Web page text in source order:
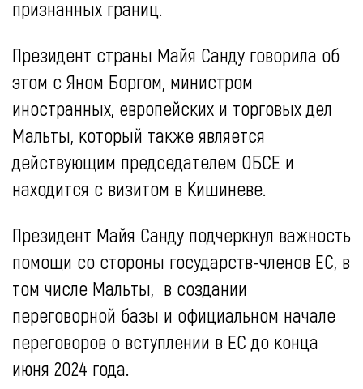
признанных границ.
Президент страны Майя Санду говорила об
этом с Яном Боргом, министром
иностранных, европейских и торговых дел
Мальты, который также является
действующим председателем ОБСЕ и
находится с визитом в Кишиневе.
Президент Майя Санду подчеркнул важность
помощи со стороны государств-членов ЕС, в
том числе Мальты, в создании
переговорной базы и официальном начале
переговоров о вступлении в ЕС до конца
июня 2024 года.